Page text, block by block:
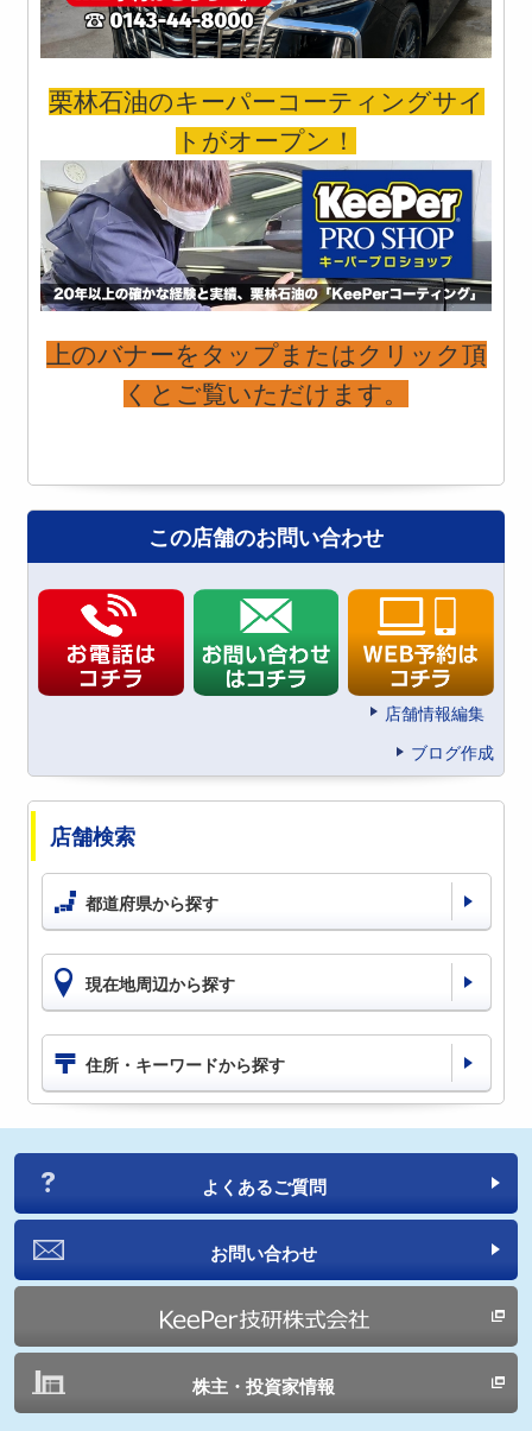
栗林石油のキーパーコーティングサイ
トがオープン！
上のバナーをタップまたはクリック頂
くとご覧いただけます。
この店舗のお問い合わせ
店舗情報編集
ブログ作成
店舗検索
都道府県から探す
現在地周辺から探す
住所・キーワードから探す
よくあるご質問
お問い合わせ
株主・投資家情報